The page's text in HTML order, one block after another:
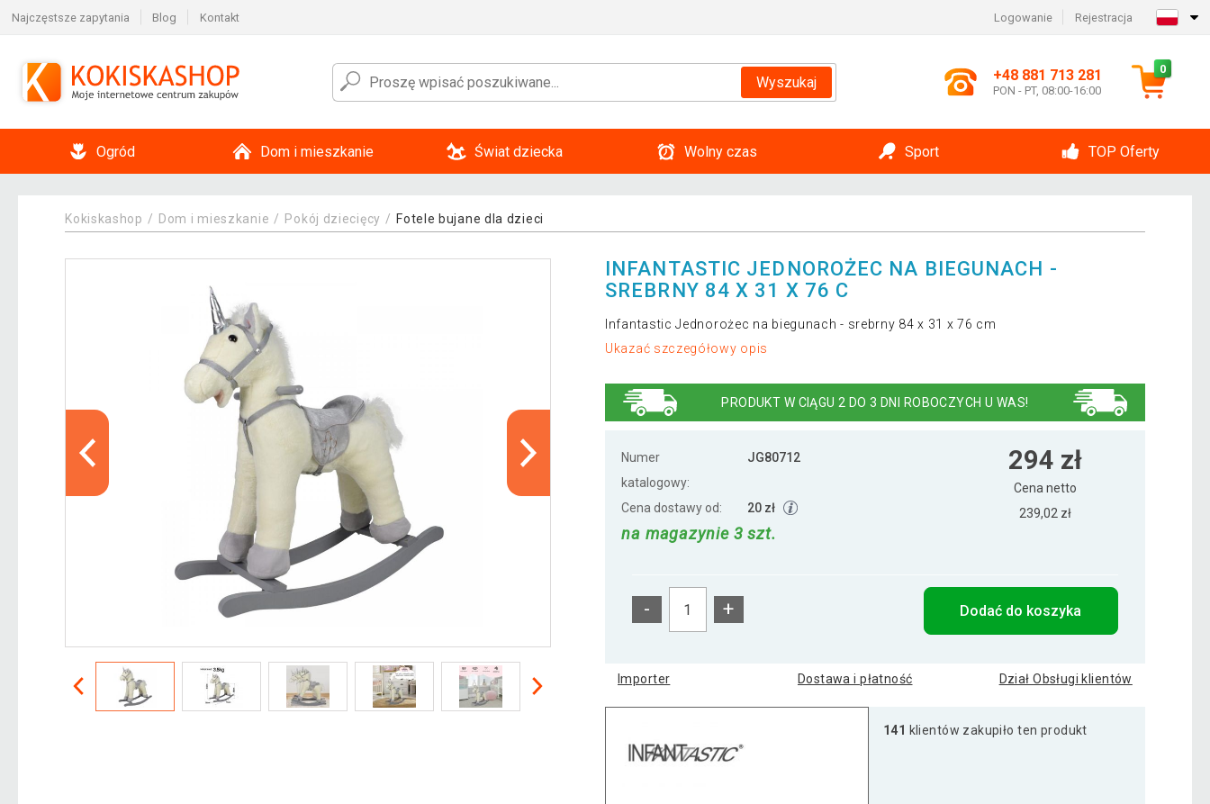
Najczęstsze zapytania Blog Kontakt Logowanie Rejestracja
Wyszukaj +48 881 713 281
PON - PT, 08:00-16:00
0
Ogród Dom i mieszkanie Świat dziecka Wolny czas Sport TOP Oferty
Kokiskashop Dom i mieszkanie Pokój dziecięcy Fotele bujane dla dzieci
INFANTASTIC JEDNOROŻEC NA BIEGUNACH -
SREBRNY 84 X 31 X 76 C
Infantastic Jednorożec na biegunach - srebrny 84 x 31 x 76 cm
Ukazać szczegółowy opis
PRODUKT W CIĄGU 2 DO 3 DNI ROBOCZYCH U WAS!
Numer
katalogowy:
JG80712
Cena dostawy od: 20 zł
na magazynie 3 szt.
294 zł
Cena netto
239,02 zł
- + Dodać do koszyka
Importer Dostawa i płatność Dział Obsługi klientów
141 klientów zakupiło ten produkt